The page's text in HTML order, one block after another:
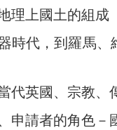
理上國土的組成
時代，到羅馬
代英國、宗教
申請者的角色